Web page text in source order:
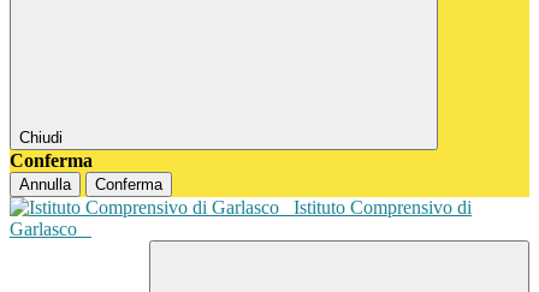
Chiudi
Conferma
Annulla Conferma
Istituto Comprensivo di
Garlasco